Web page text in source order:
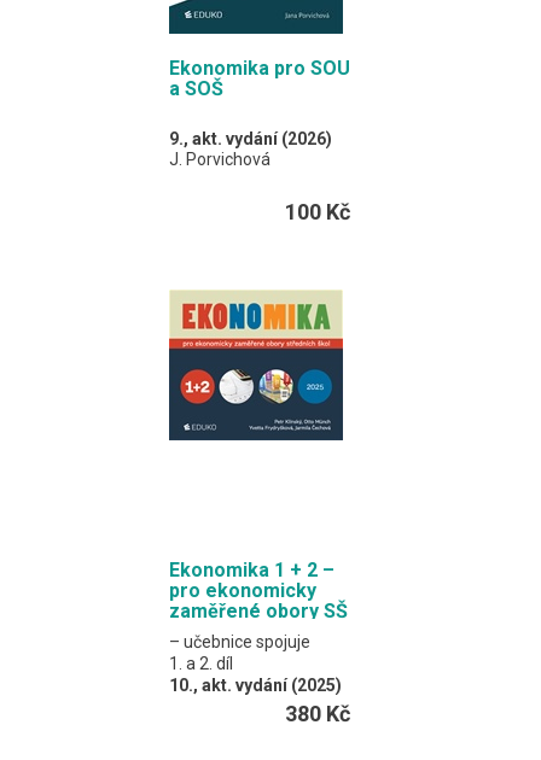
Ekonomika pro SOU
a SOŠ
9., akt. vydání (2026)
J. Porvichová
Učebnice vhodná
především pro tříleté
100 Kč
Ekonomika 1 + 2 –
pro ekonomicky
zaměřené obory SŠ
– učebnice spojuje
1. a 2. díl
10., akt. vydání (2025)
380 Kč